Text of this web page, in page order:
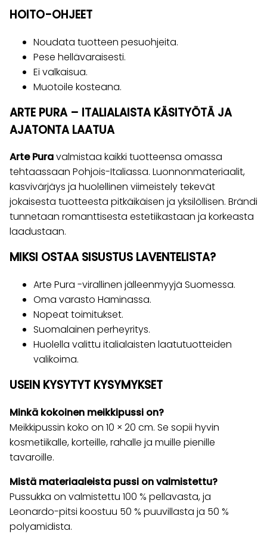
HOITO-OHJEET
Noudata tuotteen pesuohjeita.
Pese hellävaraisesti.
Ei valkaisua.
Muotoile kosteana.
ARTE PURA – ITALIALAISTA KÄSITYÖTÄ JA
AJATONTA LAATUA
Arte Puravalmistaa kaikki tuotteensa omassa
tehtaassaan Pohjois-Italiassa. Luonnonmateriaalit,
kasvivärjäys ja huolellinen viimeistely tekevät
jokaisesta tuotteesta pitkäikäisen ja yksilöllisen. Brändi
tunnetaan romanttisesta estetiikastaan ja korkeasta
laadustaan.
MIKSI OSTAA SISUSTUS LAVENTELISTA?
Arte Pura -virallinen jälleenmyyjä Suomessa.
Oma varasto Haminassa.
Nopeat toimitukset.
Suomalainen perheyritys.
Huolella valittu italialaisten laatutuotteiden
valikoima.
USEIN KYSYTYT KYSYMYKSET
Minkä kokoinen meikkipussi on?
Meikkipussin koko on 10 × 20 cm. Se sopii hyvin
kosmetiikalle, korteille, rahalle ja muille pienille
tavaroille.
Mistä materiaaleista pussi on valmistettu?
Pussukka on valmistettu 100 % pellavasta, ja
Leonardo-pitsi koostuu 50 % puuvillasta ja 50 %
polyamidista.